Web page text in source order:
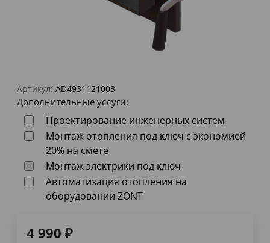
Артикул: AD4931121003
Дополнительные услуги:
Проектирование инженерных систем
Монтаж отопления под ключ с экономией
20% на смете
Монтаж электрики под ключ
Автоматизация отопления на
оборудовании ZONT
4 990 ₽